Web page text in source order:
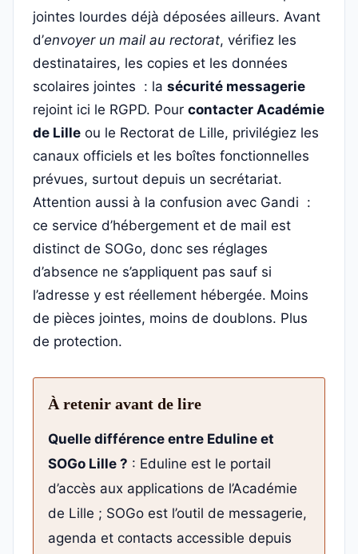
jointes lourdes déjà déposées ailleurs. Avant
d’envoyer un mail au rectorat, vérifiez les
destinataires, les copies et les données
scolaires jointes : la sécurité messagerie
rejoint ici le RGPD. Pour contacter Académie
de Lille ou le Rectorat de Lille, privilégiez les
canaux officiels et les boîtes fonctionnelles
prévues, surtout depuis un secrétariat.
Attention aussi à la confusion avec Gandi :
ce service d’hébergement et de mail est
distinct de SOGo, donc ses réglages
d’absence ne s’appliquent pas sauf si
l’adresse y est réellement hébergée. Moins
de pièces jointes, moins de doublons. Plus
de protection.
À retenir avant de lire
Quelle différence entre Eduline et
SOGo Lille ? : Eduline est le portail
d’accès aux applications de l’Académie
de Lille ; SOGo est l’outil de messagerie,
agenda et contacts accessible depuis